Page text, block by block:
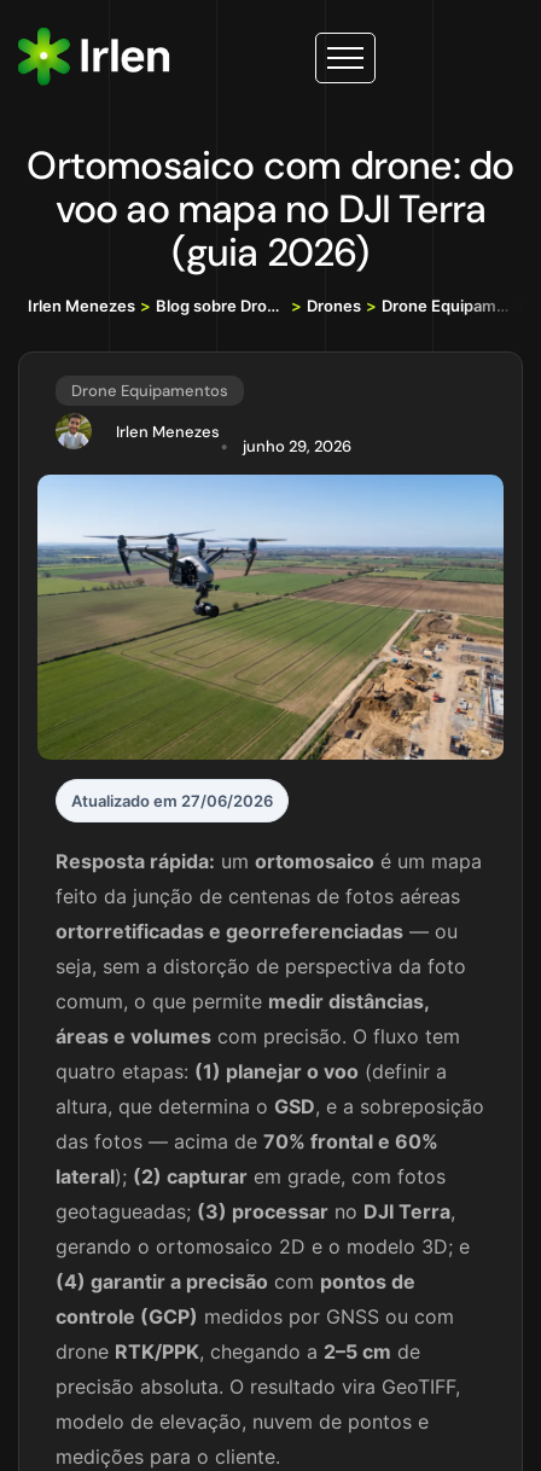
Ortomosaico com drone: do
voo ao mapa no DJI Terra
(guia 2026)
Irlen Menezes > Blog sobre Drones, IA e Tecnologia da Informação > Drones > Drone Equipamentos
Drone Equipamentos
Irlen Menezes
junho 29, 2026
Atualizado em 27/06/2026
Resposta rápida: um ortomosaico é um mapa
feito da junção de centenas de fotos aéreas
ortorretificadas e georreferenciadas — ou
seja, sem a distorção de perspectiva da foto
comum, o que permite medir distâncias,
áreas e volumes com precisão. O fluxo tem
quatro etapas: (1) planejar o voo (definir a
altura, que determina o GSD, e a sobreposição
das fotos — acima de 70% frontal e 60%
lateral); (2) capturar em grade, com fotos
geotagueadas; (3) processar no DJI Terra,
gerando o ortomosaico 2D e o modelo 3D; e
(4) garantir a precisão com pontos de
controle (GCP) medidos por GNSS ou com
drone RTK/PPK, chegando a 2–5 cm de
precisão absoluta. O resultado vira GeoTIFF,
modelo de elevação, nuvem de pontos e
medições para o cliente.